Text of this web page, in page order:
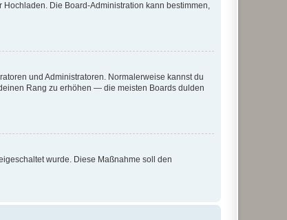
Hochladen. Die Board-Administration kann bestimmen,
und Administratoren. Normalerweise kannst du
Rang zu erhöhen — die meisten Boards dulden
wurde. Diese Maßnahme soll den